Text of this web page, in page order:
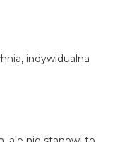
indywidualna